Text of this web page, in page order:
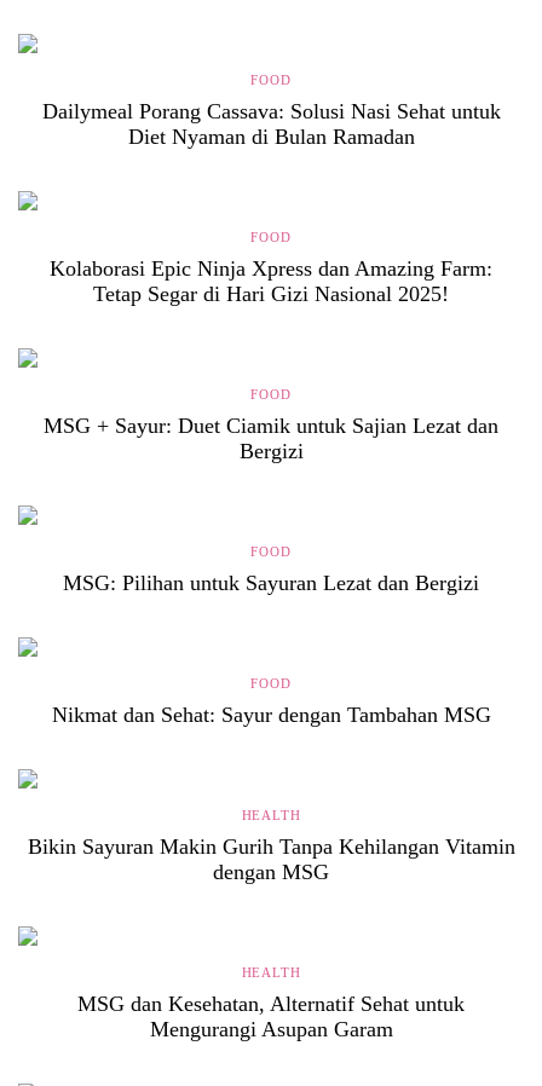
FOOD
Dailymeal Porang Cassava: Solusi Nasi Sehat untuk
Diet Nyaman di Bulan Ramadan
FOOD
Kolaborasi Epic Ninja Xpress dan Amazing Farm:
Tetap Segar di Hari Gizi Nasional 2025!
FOOD
MSG + Sayur: Duet Ciamik untuk Sajian Lezat dan
Bergizi
FOOD
MSG: Pilihan untuk Sayuran Lezat dan Bergizi
FOOD
Nikmat dan Sehat: Sayur dengan Tambahan MSG
HEALTH
Bikin Sayuran Makin Gurih Tanpa Kehilangan Vitamin
dengan MSG
HEALTH
MSG dan Kesehatan, Alternatif Sehat untuk
Mengurangi Asupan Garam